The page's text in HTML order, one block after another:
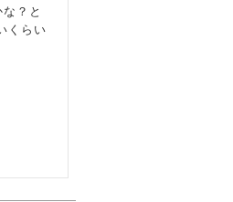
？と
くらい